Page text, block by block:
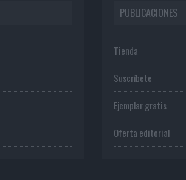
PUBLICACIONES
Tienda
Suscríbete
Ejemplar gratis
Oferta editorial